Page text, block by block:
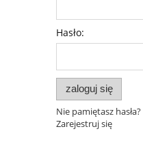
Hasło:
zaloguj się
Nie pamiętasz hasła?
Zarejestruj się